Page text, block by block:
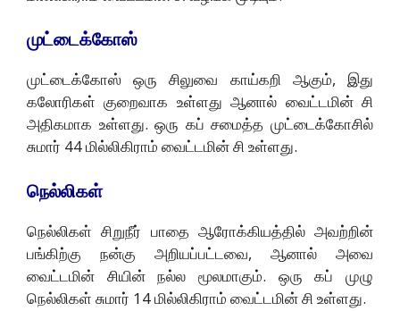
முட்டைக்கோஸ்
முட்டைக்கோஸ் ஒரு சிலுவை காய்கறி ஆகும், இது
கலோரிகள் குறைவாக உள்ளது ஆனால் வைட்டமின் சி
அதிகமாக உள்ளது. ஒரு கப் சமைத்த முட்டைக்கோசில்
சுமார் 44 மில்லிகிராம் வைட்டமின் சி உள்ளது.
நெல்லிகள்
நெல்லிகள் சிறுநீர் பாதை ஆரோக்கியத்தில் அவற்றின்
பங்கிற்கு நன்கு அறியப்பட்டவை, ஆனால் அவை
வைட்டமின் சியின் நல்ல மூலமாகும். ஒரு கப் முழு
நெல்லிகள் சுமார் 14 மில்லிகிராம் வைட்டமின் சி உள்ளது.